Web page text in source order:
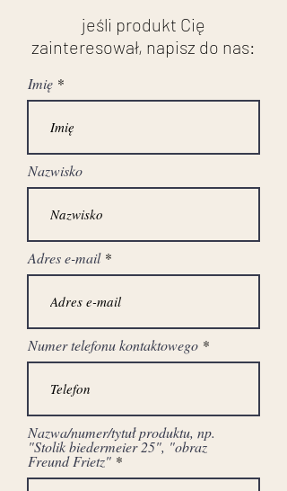
stan przed renowacją
jeśli produkt Cię
zainteresował, napisz do nas:
Imię
Nazwisko
Adres e-mail
Numer telefonu kontaktowego
Nazwa/numer/tytuł produktu, np.
"Stolik biedermeier 25", "obraz
Freund Frietz"